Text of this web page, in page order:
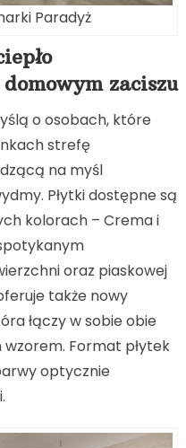
Paradyż
zaciszu
o osobach, które
strefę
na myśl
Płytki dostępne są
kolorach – Crema i
oraz piaskowej
także nowy
łączy w sobie obie
Format płytek
optycznie